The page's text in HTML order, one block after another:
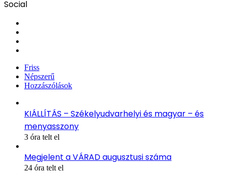
Social
Friss
Népszerű
Hozzászólások
KIÁLLÍTÁS – Székelyudvarhelyi és magyar – és
menyasszony
3 óra telt el
Megjelent a VÁRAD augusztusi száma
24 óra telt el